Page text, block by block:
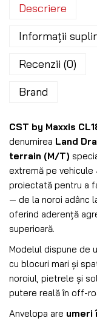
Descriere
Informații
Recenzii (0)
Brand
CST by Maxxis
denumirea Land
terrain (M/T)
extremă pe vehicule
proiectată pentru a
— de la noroi adânc
oferind aderență
superioară.
Modelul dispune de
cu blocuri mari și
noroiul, pietrele și
putere reală în off-
Anvelopa are umeri